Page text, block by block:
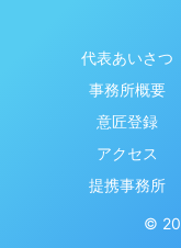
代表あいさつ
事務所概要
意匠登録
アクセス
提携事務所
©